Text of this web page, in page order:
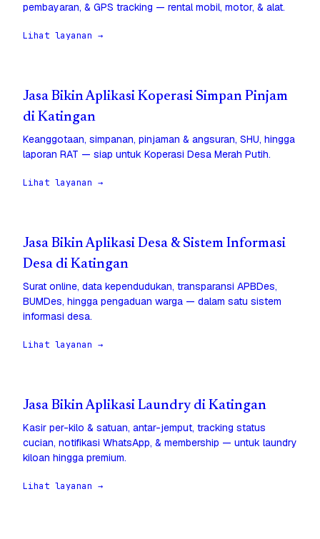
pembayaran, & GPS tracking — rental mobil, motor, & alat.
Lihat layanan →
Jasa Bikin Aplikasi Koperasi Simpan Pinjam
di Katingan
Keanggotaan, simpanan, pinjaman & angsuran, SHU, hingga
laporan RAT — siap untuk Koperasi Desa Merah Putih.
Lihat layanan →
Jasa Bikin Aplikasi Desa & Sistem Informasi
Desa di Katingan
Surat online, data kependudukan, transparansi APBDes,
BUMDes, hingga pengaduan warga — dalam satu sistem
informasi desa.
Lihat layanan →
Jasa Bikin Aplikasi Laundry di Katingan
Kasir per-kilo & satuan, antar-jemput, tracking status
cucian, notifikasi WhatsApp, & membership — untuk laundry
kiloan hingga premium.
Lihat layanan →